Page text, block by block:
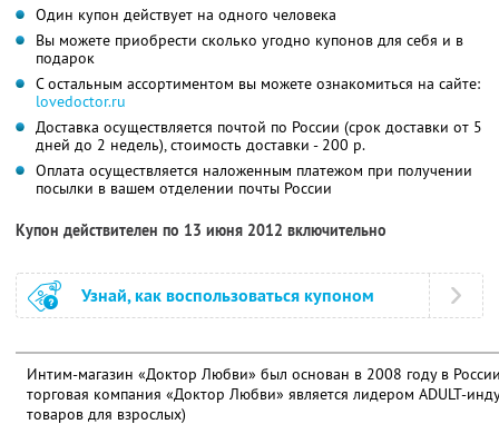
Один купон действует на одного человека
Вы можете приобрести сколько угодно купонов для себя и в
подарок
С остальным ассортиментом вы можете ознакомиться на сайте:
lovedoctor.ru
Доставка осуществляется почтой по России (срок доставки от 5
дней до 2 недель), стоимость доставки - 200 р.
Оплата осуществляется наложенным платежом при получении
посылки в вашем отделении почты России
Купон действителен по 13 июня 2012 включительно
Узнай, как воспользоваться купоном
Интим-магазин «Доктор Любви» был основан в 2008 году в
торговая компания «Доктор Любви» является лидером ADULT-
товаров для взрослых)